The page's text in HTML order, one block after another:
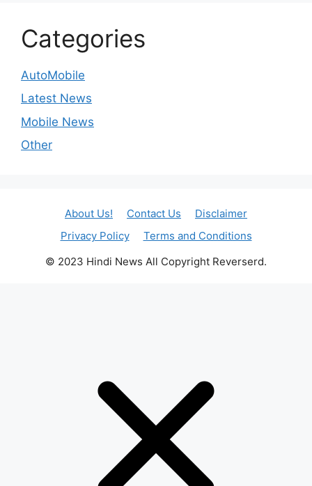
Categories
AutoMobile
Latest News
Mobile News
Other
About Us! Contact Us
Disclaimer
Privacy Policy
Terms and Conditions
© 2023 Hindi News All Copyright Reverserd.